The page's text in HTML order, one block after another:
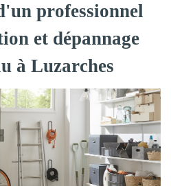
professionnel
et dépannage
à Luzarches